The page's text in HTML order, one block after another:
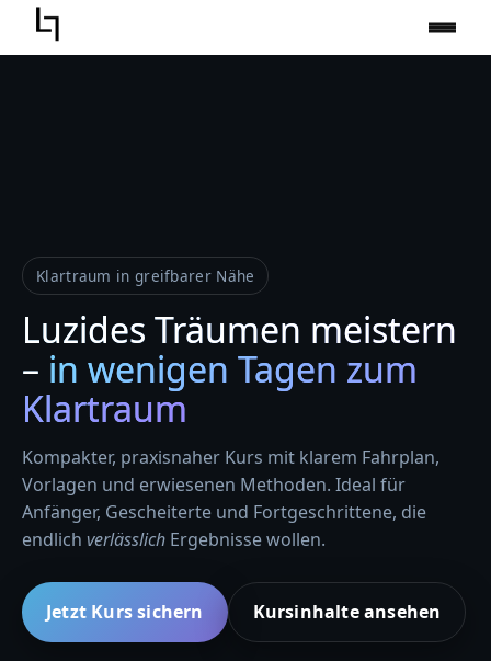
Zum
Inhalt
Klartraum in greifbarer Nähe
Luzides Träumen meistern
– in wenigen Tagen zum
Klartraum
Kompakter, praxisnaher Kurs mit klarem Fahrplan,
Vorlagen und erwiesenen Methoden. Ideal für
Anfänger, Gescheiterte und Fortgeschrittene, die
endlich verlässlich Ergebnisse wollen.
Jetzt Kurs sichern Kursinhalte ansehen